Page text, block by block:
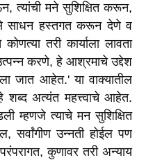
त्यांची मने सुशिक्षित करून,
साधन हस्तगत करून देणे व
तरी कार्याला लावता
करणे, हे आश्रमाचे उद्देश
जात आहेत.' या वाक्यातील
शब्द अत्यंत महत्त्वाचे आहेत.
म्हणजे त्याचे मन सुशिक्षित
सर्वांगीण उन्नती होईल पण
कुणावर तरी अन्याय